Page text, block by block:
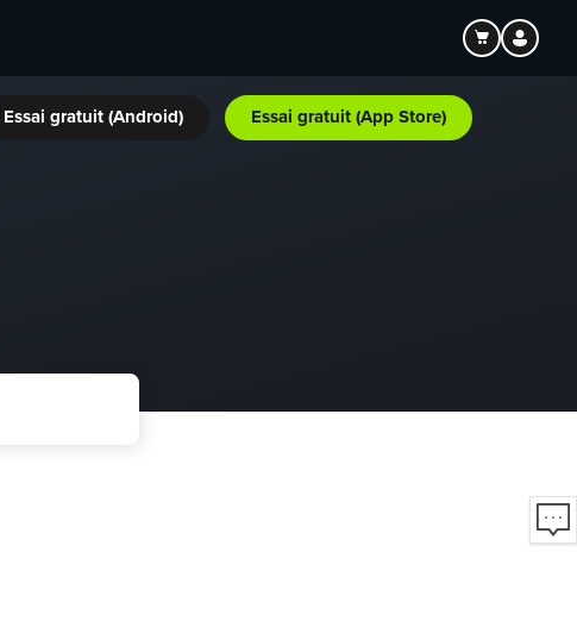
Essai gratuit (Android) Essai gratuit (App Store)